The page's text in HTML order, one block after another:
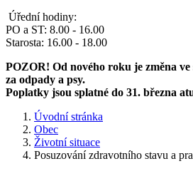
Úřední hodiny:
PO a ST: 8.00 - 16.00
Starosta: 16.00 - 18.00
POZOR! Od nového roku je změna
za odpady a psy.
Poplatky jsou splatné do 31. března
Úvodní stránka
Obec
Životní situace
Posuzování zdravotního stavu a